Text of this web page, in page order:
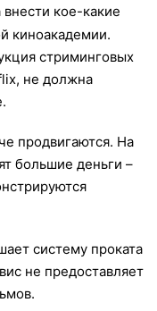
кое-какие
киноакадемии.
стриминговых
не должна
продвигаются. На
большие деньги –
систему проката
не предоставляет